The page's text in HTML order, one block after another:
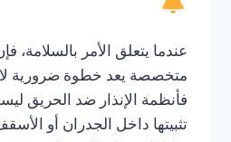
عندما يتعلق الأمر بالسلامة،
متخصصة يعد خطوة ضرورية لا
فأنظمة الإنذار ضد الحريق
تثبيتها داخل الجدران أو